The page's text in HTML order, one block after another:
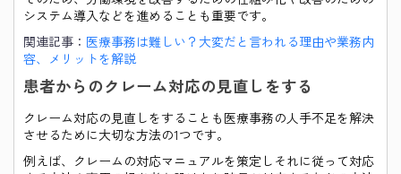
システム導入などを進めることも重要です。
関連記事： 医療事務は難しい？大変だと言われる理由や業務内
容、メリットを解説
患者からのクレーム対応の見直しをする
クレーム対応の見直しをすることも医療事務の人手不足を解決
させるために大切な方法の1つです。
例えば、クレームの対応マニュアルを策定しそれに従って対応